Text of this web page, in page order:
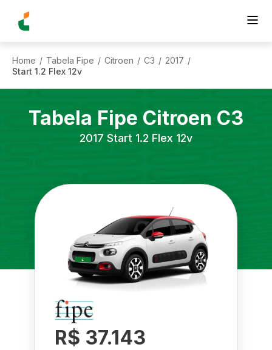
Home / Tabela Fipe / Citroen / C3 / 2017 /
Start 1.2 Flex 12v
Tabela Fipe Citroen C3
2017 Start 1.2 Flex 12v
R$ 37.143